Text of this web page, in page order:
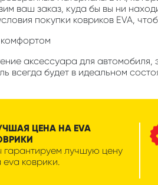
ваш заказ, куда бы вы ни
покупки ковриков EVA,
комфортом
аксессуара для
всегда будет в идеальном
ЦЕНА НА EVA
гарантируем лучшую цену
eva коврики.